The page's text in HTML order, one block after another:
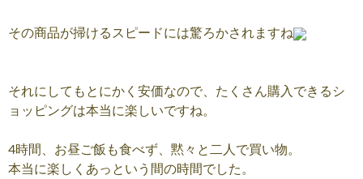
その商品が掃けるスピードには驚ろかされますね
それにしてもとにかく安価なので、たくさん購入できるシ
ョッピングは本当に楽しいですね。
4時間、お昼ご飯も食べず、黙々と二人で買い物。
本当に楽しくあっという間の時間でした。